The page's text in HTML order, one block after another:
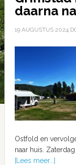
daarna
19 AUGUSTUS 2024
Ostfold en
naar huis.
[Lees meer...]